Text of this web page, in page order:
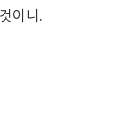
이니.